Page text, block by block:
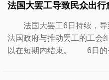
法国大罢工导致民众出行
法国大罢工6日持续，导
法国政府与推动罢工的工会
以在短期内结束。 6日的